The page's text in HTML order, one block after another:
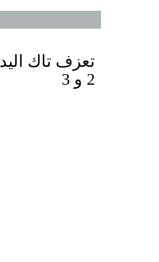
تعزف تاك
2 و 3